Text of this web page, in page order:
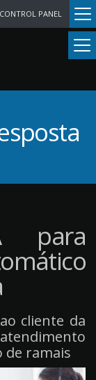
CONTROL PANEL
para
cliente da
ramais